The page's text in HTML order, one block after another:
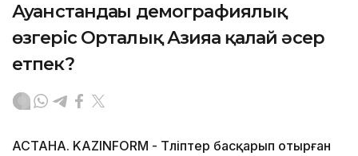
Ауғанстандағы демографиялық
өзгеріс Орталық Азияға қалай әсер
етпек?
АСТАНА. KAZINFORM - Тәліптер басқарып отырған